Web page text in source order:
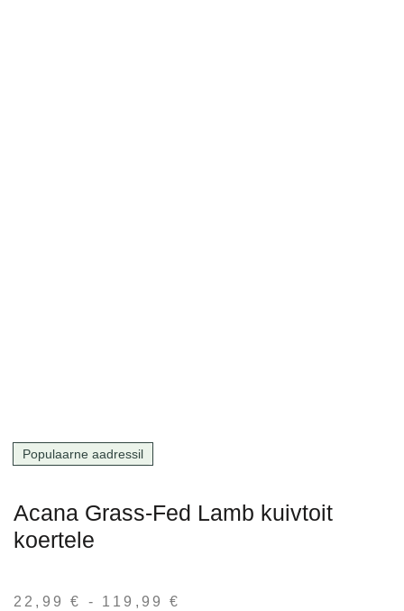
Populaarne aadressil
Acana Grass-Fed Lamb kuivtoit
koertele
22,99€ - 119,99€